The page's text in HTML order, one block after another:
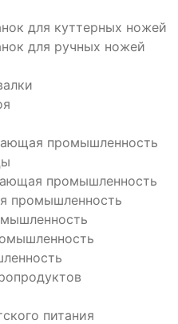
для куттерных ножей
для ручных ножей
промышленность
промышленность
промышленность
питания